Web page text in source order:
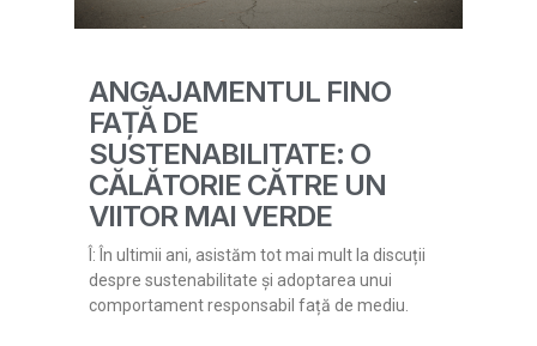
ANGAJAMENTUL FINO
FAȚĂ DE
SUSTENABILITATE: O
CĂLĂTORIE CĂTRE UN
VIITOR MAI VERDE
Î: În ultimii ani, asistăm tot mai mult la discuții
despre sustenabilitate și adoptarea unui
comportament responsabil față de mediu.